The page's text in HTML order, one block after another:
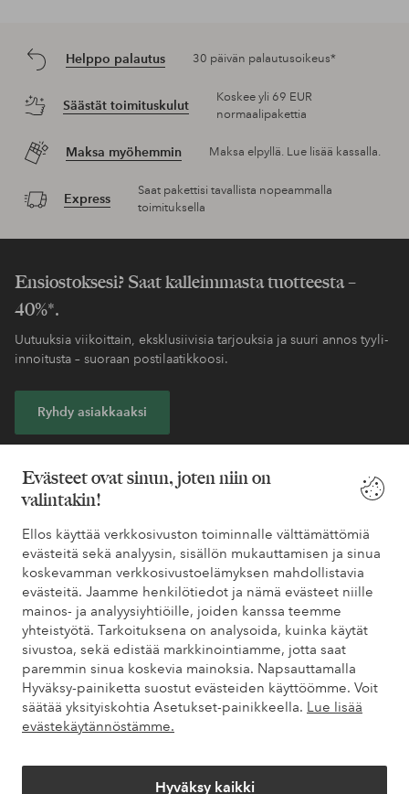
Evästeet ovat sinun, joten niin on
valintakin!
Ellos käyttää verkkosivuston toiminnalle välttämättömiä
evästeitä sekä analyysin, sisällön mukauttamisen ja sinua
koskevamman verkkosivustoelämyksen mahdollistavia
evästeitä. Jaamme henkilötiedot ja nämä evästeet niille
mainos- ja analyysiyhtiöille, joiden kanssa teemme
yhteistyötä. Tarkoituksena on analysoida, kuinka käytät
sivustoa, sekä edistää markkinointiamme, jotta saat
paremmin sinua koskevia mainoksia. Napsauttamalla
Hyväksy-painiketta suostut evästeiden käyttöömme. Voit
säätää yksityiskohtia Asetukset-painikkeella. Lue lisää
evästekäytännöstämme.
Hyväksy kaikki
Helppo palautus 30 päivän palautusoikeus*
Säästät toimituskulut
Koskee yli 69 EUR
normaalipakettia
Maksa myöhemmin Maksa elpyllä. Lue lisää kassalla.
Express
Saat pakettisi tavallista nopeammalla
toimituksella
Ensiostoksesi? Saat kalleimmasta tuotteesta –
40%*.
Uutuuksia viikoittain, eksklusiivisia tarjouksia ja suuri annos tyyli-
innoitusta – suoraan postilaatikkoosi.
Ryhdy asiakkaaksi
Löydät vastaukset useimmin kysyttyihin kysymyksiin usein
kysytyistä kysymyksistä. Löydät myös tietoa siitä, miten voit ottaa
meihin yhteyttä.
Asiakaspalvelu Tilaukset Maksutavat
Omat sivut
Tietoa Elloksesta